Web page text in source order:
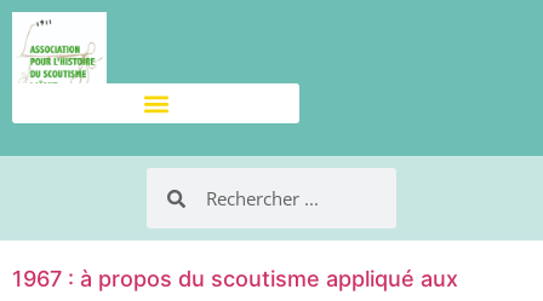
1967 : à propos du scoutisme appliqué aux